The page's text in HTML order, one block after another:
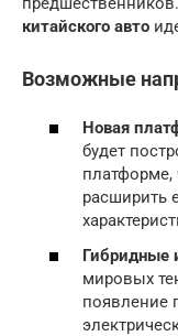
китайского авто
Возможные
Новая
будет
платформе,
расширить
Гибридные
мировых
появление